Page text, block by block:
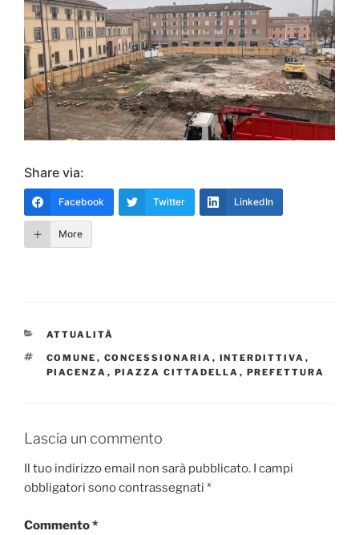
Share via:
Facebook Twitter LinkedIn
More
CATEGORIE
ATTUALITÀ
TAG
COMUNE , CONCESSIONARIA , INTERDITTIVA ,
PIACENZA , PIAZZA CITTADELLA , PREFETTURA
Lascia un commento
Il tuo indirizzo email non sarà pubblicato. I campi
obbligatori sono contrassegnati *
Commento*